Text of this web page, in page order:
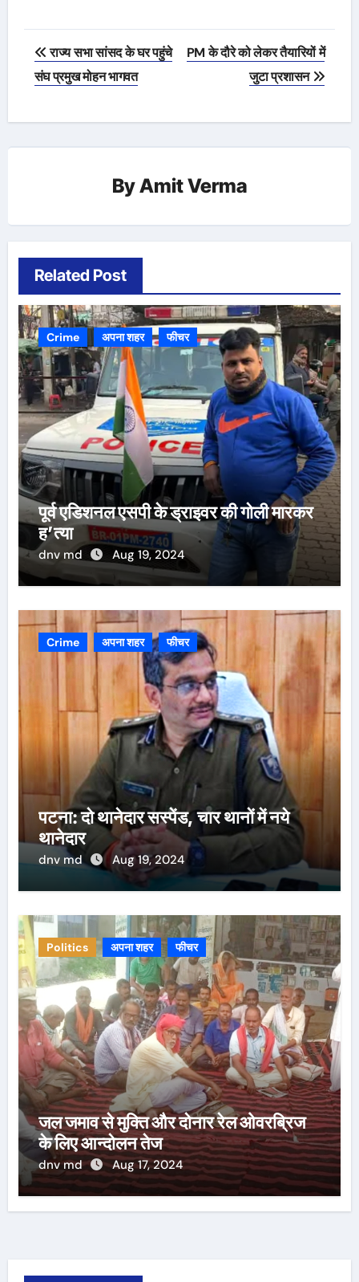
Post
navigation
राज्य सभा सांसद के घर पहुंचे
संघ प्रमुख मोहन भागवत
PM के दौरे को लेकर तैयारियों में
जुटा प्रशासन
ByAmit Verma
Related Post
Crime अपना शहर फीचर
पूर्व एडिशनल एसपी के ड्राइवर की गोली मारकर
ह’त्या
dnv md Aug 19, 2024
Crime अपना शहर फीचर
पटना: दो थानेदार सस्पेंड, चार थानों में नये
थानेदार
dnv md Aug 19, 2024
Politics अपना शहर फीचर
जल जमाव से मुक्ति और दोनार रेल ओवरब्रिज
के लिए आन्दोलन तेज
dnv md Aug 17, 2024